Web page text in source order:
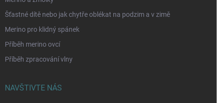
Šťastné dítě nebo jak chytře oblékat na podzim a v zimě
Merino pro klidný spánek
Příběh merino ovcí
Příběh zpracování vlny
NAVŠTIVTE NÁS